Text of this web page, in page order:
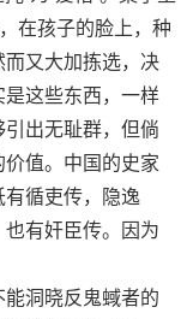
在孩子的脸上，种
而又大加拣选，决
这些东西，一样
出无耻群，但倘
值。中国的史家
有循吏传，隐逸
有奸臣传。因为
洞晓反鬼蜮者的